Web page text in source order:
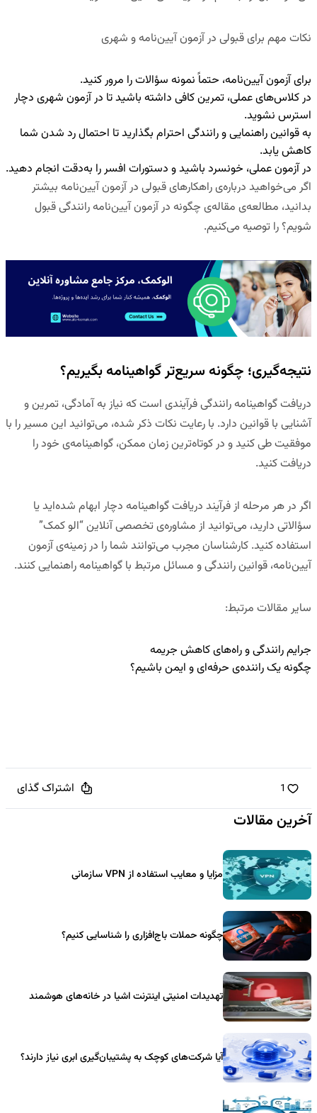
نکات مهم برای قبولی در آزمون آیین‌نامه و شهری
برای آزمون آیین‌نامه، حتماً نمونه سؤالات را مرور کنید.
در کلاس‌های عملی، تمرین کافی داشته باشید تا در آزمون شهری دچار
استرس نشوید.
به قوانین راهنمایی و رانندگی احترام بگذارید تا احتمال رد شدن شما
کاهش یابد.
در آزمون عملی، خونسرد باشید و دستورات افسر را به‌دقت انجام دهید.
اگر می‌خواهید درباره‌یراهکارهای قبولی در آزمون آیین‌نامه بیشتر
بدانید، مطالعه‌ی مقاله‌ی چگونه در آزمون آیین‌نامه رانندگی قبول
شویم؟را توصیه می‌کنیم.
نتیجه‌گیری؛ چگونه سریع‌تر گواهینامه بگیریم؟
دریافت گواهینامه رانندگی فرآیندی است که نیاز بهآمادگی، تمرین و
آشنایی با قوانین دارد. با رعایت نکات ذکر شده، می‌توانید این مسیر را با
موفقیت طی کنید و در کوتاه‌ترین زمان ممکن، گواهینامه‌ی خود را
دریافت کنید.
اگر در هر مرحله از فرآیند دریافت گواهینامه دچار ابهام شده‌اید یا
سؤالاتی دارید، می‌توانید از مشاوره‌ی تخصصی آنلاین “الو کمک”
استفاده کنید. کارشناسان مجرب می‌توانند شما را در زمینه‌ی آزمون
آیین‌نامه، قوانین رانندگی و مسائل مرتبط با گواهینامه راهنمایی کنند.
سایر مقالات مرتبط:
جرایم رانندگی و راه‌های کاهش جریمه
چگونه یک راننده‌ی حرفه‌ای و ایمن باشیم؟
1 اشتراک گذای
آخرین مقالات
مزایا و معایب استفاده از VPN سازمانی
چگونه حملات باج‌افزاری را شناسایی کنیم؟
تهدیدات امنیتی اینترنت اشیا در خانه‌های هوشمند
آیا شرکت‌های کوچک به پشتیبان‌گیری ابری نیاز دارند؟